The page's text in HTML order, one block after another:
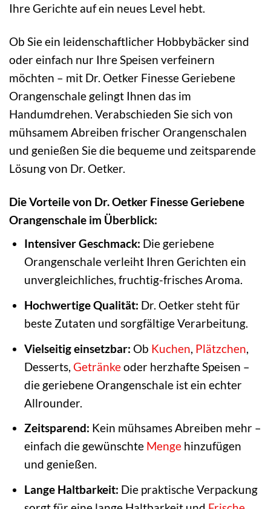
Ihre Gerichte auf ein neues Level hebt.
Ob Sie ein leidenschaftlicher Hobbybäcker sind
oder einfach nur Ihre Speisen verfeinern
möchten – mit Dr. Oetker Finesse Geriebene
Orangenschale gelingt Ihnen das im
Handumdrehen. Verabschieden Sie sich von
mühsamem Abreiben frischer Orangenschalen
und genießen Sie die bequeme und zeitsparende
Lösung von Dr. Oetker.
Die Vorteile von Dr. Oetker Finesse Geriebene
Orangenschale im Überblick:
Intensiver Geschmack: Die geriebene
Orangenschale verleiht Ihren Gerichten ein
unvergleichliches, fruchtig-frisches Aroma.
Hochwertige Qualität: Dr. Oetker steht für
beste Zutaten und sorgfältige Verarbeitung.
Vielseitig einsetzbar: Ob Kuchen Plätzchen
Desserts, Getränkeoder herzhafte Speisen –
die geriebene Orangenschale ist ein echter
Allrounder.
Zeitsparend: Kein mühsames Abreiben mehr –
einfach die gewünschte Mengehinzufügen
und genießen.
Lange Haltbarkeit: Die praktische Verpackung